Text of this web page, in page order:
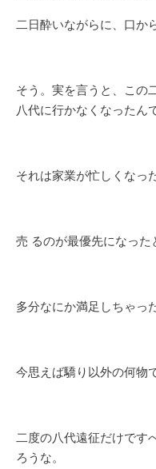
二日酔いながらに、口か
そう。実を言うと、この
八代に行かなくなったん
それは家業が忙しくなっ
売 るのが最優先になった
多分なにか満足しちゃっ
今思えば驕り以外の何物
二度の八代遠征だけです
ろうな。